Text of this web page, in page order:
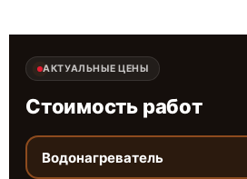
АКТУАЛЬНЫЕ ЦЕНЫ
Стоимость работ
Водонагреватель